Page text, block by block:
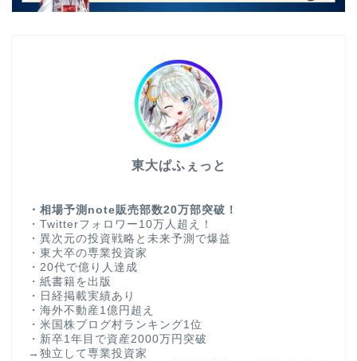
東大ぱふぇっと
・相場予測note販売部数20万部突破！
・Twitterフォロワー10万人超え！
・異次元の投資戦略と未来予測で爆益
・東大卒の専業投資家
・20代で億り人達成
・紙書籍を出版
・日経掲載実績あり
・海外不動産1億円超え
・米国株ブログ村ランキング1位
・新卒1年目で資産2000万円突破
→独立して専業投資家